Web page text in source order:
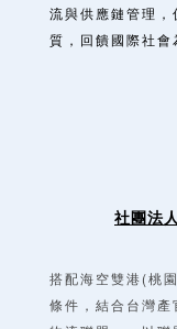
流與供應鏈管理
質，回饋國際社會
社團法
搭配海空雙港(桃
條件，結合台灣